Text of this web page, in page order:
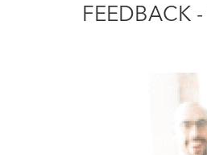
FEEDBACK